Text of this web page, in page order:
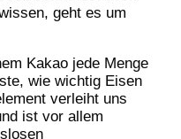
geht es um
Kakao jede Menge
wie wichtig Eisen
verleiht uns
ist vor allem